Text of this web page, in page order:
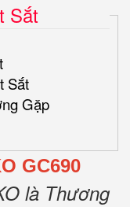
Sắt
Sắt
Gặp
GC690
là Thương